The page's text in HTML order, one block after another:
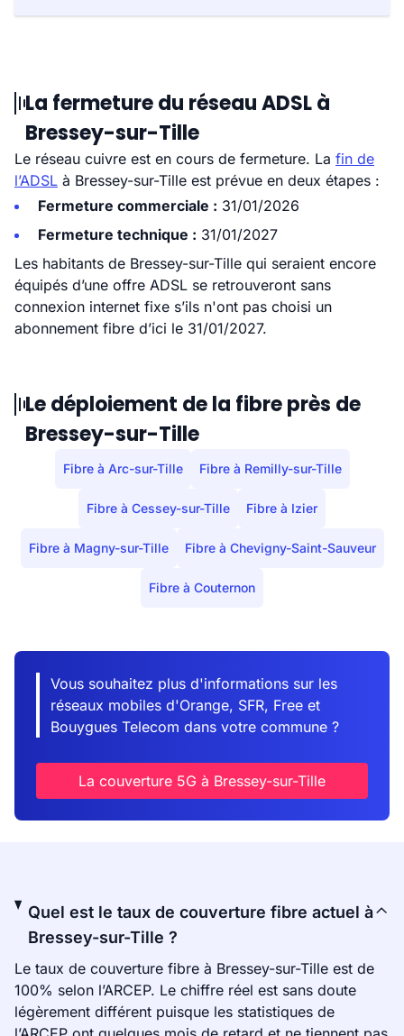
La fermeture du réseau ADSL à
Bressey-sur-Tille
Le réseau cuivre est en cours de fermeture. La fin de
l’ADSL à Bressey-sur-Tille est prévue en deux étapes :
Fermeture commerciale : 31/01/2026
Fermeture technique : 31/01/2027
Les habitants de Bressey-sur-Tille qui seraient encore
équipés d’une offre ADSL se retrouveront sans
connexion internet fixe s’ils n'ont pas choisi un
abonnement fibre d’ici le 31/01/2027.
Le déploiement de la fibre près de
Bressey-sur-Tille
Fibre à Arc-sur-Tille Fibre à Remilly-sur-Tille
Fibre à Cessey-sur-Tille Fibre à Izier
Fibre à Magny-sur-Tille Fibre à Chevigny-Saint-Sauveur
Fibre à Couternon
Vous souhaitez plus d'informations sur les
réseaux mobiles d'Orange, SFR, Free et
Bouygues Telecom dans votre commune ?
La couverture 5G à Bressey-sur-Tille
Quel est le taux de couverture fibre actuel à
Bressey-sur-Tille ?
Le taux de couverture fibre à Bressey-sur-Tille est de
100% selon l’ARCEP. Le chiffre réel est sans doute
légèrement différent puisque les statistiques de